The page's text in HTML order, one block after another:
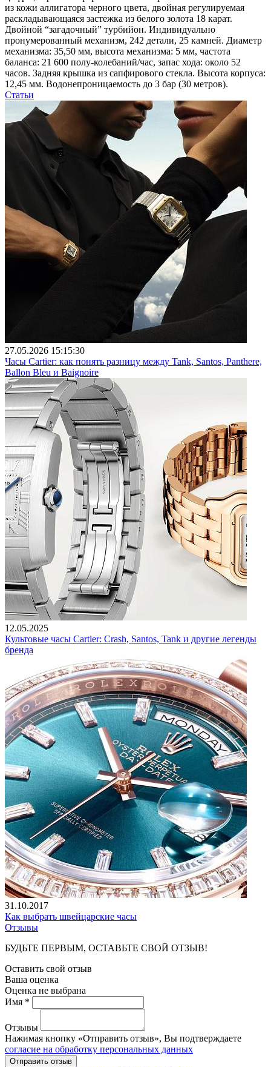
из кожи аллигатора черного цвета, двойная регулируемая
раскладывающаяся застежка из белого золота 18 карат.
Двойной “загадочный” турбийон. Индивидуально
пронумерованный механизм, 242 детали, 25 камней. Диаметр
механизма: 35,50 мм, высота механизма: 5 мм, частота
баланса: 21 600 полу-колебаний/час, запас хода: около 52
часов. Задняя крышка из сапфирового стекла. Высота корпуса:
12,45 мм. Водонепроницаемость до 3 бар (30 метров).
Статьи
27.05.2026 15:15:30
Часы Cartier: как понять разницу между Tank, Santos, Panthere,
Ballon Bleu и Baignoire
12.05.2025
Культовые часы Cartier: Crash, Santos, Tank и другие легенды
бренда
31.10.2017
Как выбрать швейцарские часы
Отзывы
БУДЬТЕ ПЕРВЫМ, ОСТАВЬТЕ СВОЙ ОТЗЫВ!
Оставить свой отзыв
Ваша оценка
Оценка не выбрана
Имя *
Отзывы
Нажимая кнопку «Отправить отзыв», Вы подтверждаете
согласие на обработку персональных данных
Отправить отзыв